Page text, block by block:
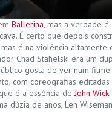
Ballerina, mas a verdade
É certo que depois
é na violência
Chad Stahelski era um
gosta de ver num
com coreografias
é a essência deJohn Wick
dúzia de anos, Len